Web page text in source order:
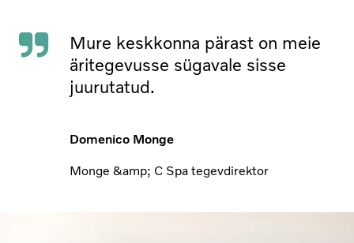
Mure keskkonna pärast on meie
äritegevusse sügavale sisse
juurutatud.
Domenico Monge
Monge &amp; C Spa tegevdirektor